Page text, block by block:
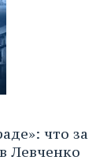
что за
Левченко